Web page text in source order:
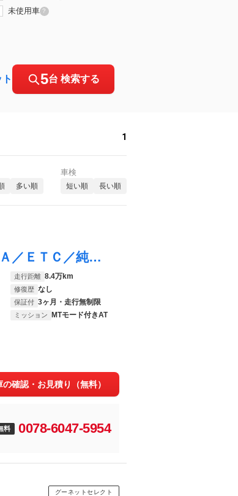
未使用車 ?
5台 検索する
1
多い順
車検
短い順 長い順
フェアレディＺ ベースグレード 禁煙車／社外ＤＡ／ＥＴＣ／純正フロアマット／ローダウン／社外アルミホイール／社外車高調／社外マフラー／電動格納ミラー／キセノンライト／取扱説明書／寒冷地仕様／リモコンキー×２
走行距離 8.4万km
修復歴 なし
保証付 3ヶ月・走行無制限
ミッション MTモード付きAT
の確認・お見積り（無料）
料 0078-6047-5954
グーネットセレクト